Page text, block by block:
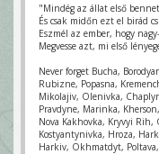
"Mindég az állat első
És csak midőn ezt el birád
Eszmél az ember, hogy
Megvesse azt, mi első
Never forget Bucha,
Rubizne, Popasna,
Mikolajiv, Olenivka,
Pravdyne, Marinka,
Nova Kakhovka, Kryvyi Rih,
Kostyantynivka, Hroza,
Harkiv, Okhmatdyt,